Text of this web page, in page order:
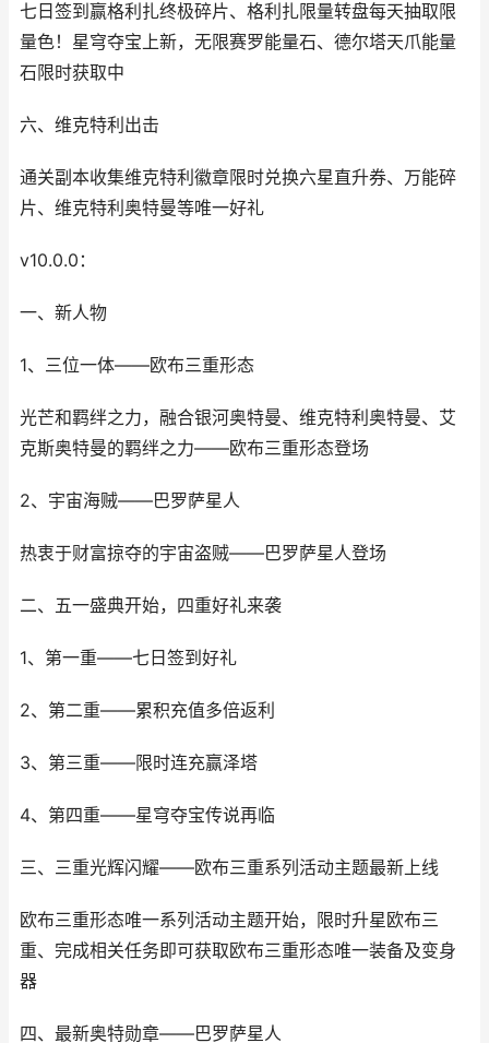
七日签到赢格利扎终极碎片、格利扎限量转盘每天抽取限
量色！星穹夺宝上新，无限赛罗能量石、德尔塔天爪能量
石限时获取中
六、维克特利出击
通关副本收集维克特利徽章限时兑换六星直升券、万能碎
片、维克特利奥特曼等唯一好礼
v10.0.0：
一、新人物
1、三位一体——欧布三重形态
光芒和羁绊之力，融合银河奥特曼、维克特利奥特曼、艾
克斯奥特曼的羁绊之力——欧布三重形态登场
2、宇宙海贼——巴罗萨星人
热衷于财富掠夺的宇宙盗贼——巴罗萨星人登场
二、五一盛典开始，四重好礼来袭
1、第一重——七日签到好礼
2、第二重——累积充值多倍返利
3、第三重——限时连充赢泽塔
4、第四重——星穹夺宝传说再临
三、三重光辉闪耀——欧布三重系列活动主题最新上线
欧布三重形态唯一系列活动主题开始，限时升星欧布三
重、完成相关任务即可获取欧布三重形态唯一装备及变身
器
四、最新奥特勋章——巴罗萨星人